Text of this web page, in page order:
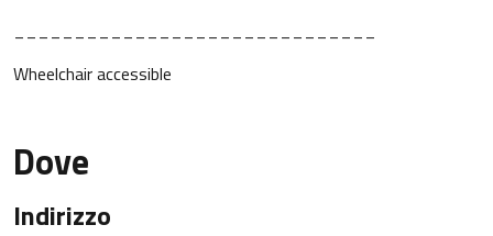
Wheelchair accessible
Dove
Indirizzo